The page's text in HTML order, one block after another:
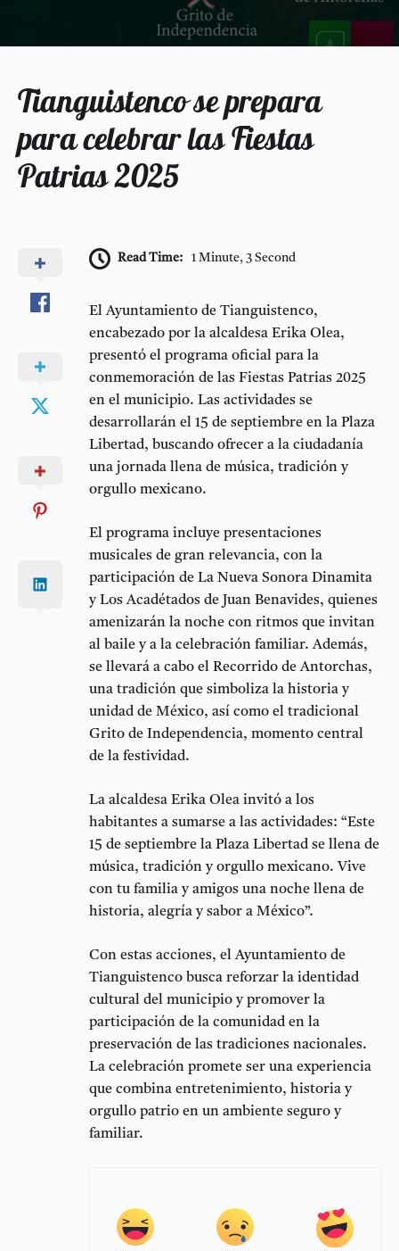
Tianguistenco se prepara
para celebrar las Fiestas
Patrias 2025
Read Time: 1 Minute, 3 Second
El Ayuntamiento de Tianguistenco,
encabezado por la alcaldesa Erika Olea,
presentó el programa oficial para la
conmemoración de las Fiestas Patrias 2025
en el municipio. Las actividades se
desarrollarán el 15 de septiembre en la Plaza
Libertad, buscando ofrecer a la ciudadanía
una jornada llena de música, tradición y
orgullo mexicano.
El programa incluye presentaciones
musicales de gran relevancia, con la
participación de La Nueva Sonora Dinamita
yLos Acadétados de Juan Benavides, quienes
amenizarán la noche con ritmos que invitan
al baile y a la celebración familiar. Además,
se llevará a cabo el Recorrido de Antorchas,
una tradición que simboliza la historia y
unidad de México, así como el tradicional
Grito de Independencia, momento central
de la festividad.
La alcaldesa Erika Olea invitó a los
habitantes a sumarse a las actividades: “Este
15 de septiembre la Plaza Libertad se llena de
música, tradición y orgullo mexicano. Vive
con tu familia y amigos una noche llena de
historia, alegría y sabor a México”.
Con estas acciones, el Ayuntamiento de
Tianguistenco busca reforzar la identidad
cultural del municipio y promover la
participación de la comunidad en la
preservación de las tradiciones nacionales.
La celebración promete ser una experiencia
que combina entretenimiento, historia y
orgullo patrio en un ambiente seguro y
familiar.